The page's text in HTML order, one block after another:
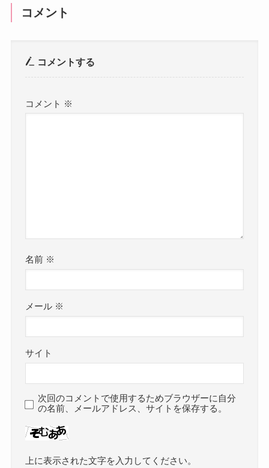
コメント
コメントする
コメント ※
名前 ※
メール ※
サイト
次回のコメントで使用するためブラウザーに自分
の名前、メールアドレス、サイトを保存する。
上に表示された文字を入力してください。